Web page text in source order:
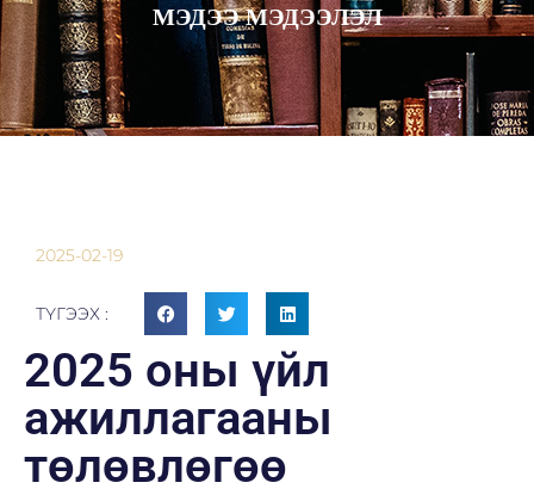
МЭДЭЭ МЭДЭЭЛЭЛ
2025-02-19
ТҮГЭЭХ :
2025 оны үйл
ажиллагааны
төлөвлөгөө